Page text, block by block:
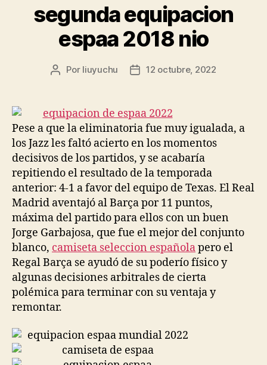
segunda equipacion
espaa 2018 nio
Autor
entrada
Por liuyuchu
Fecha
entrada
12 octubre, 2022
Pese a que la eliminatoria fue muy igualada, a
los Jazz les faltó acierto en los momentos
decisivos de los partidos, y se acabaría
repitiendo el resultado de la temporada
anterior: 4-1 a favor del equipo de Texas. El Real
Madrid aventajó al Barça por 11 puntos,
máxima del partido para ellos con un buen
Jorge Garbajosa, que fue el mejor del conjunto
blanco, camiseta seleccion españolapero el
Regal Barça se ayudó de su poderío físico y
algunas decisiones arbitrales de cierta
polémica para terminar con su ventaja y
remontar.